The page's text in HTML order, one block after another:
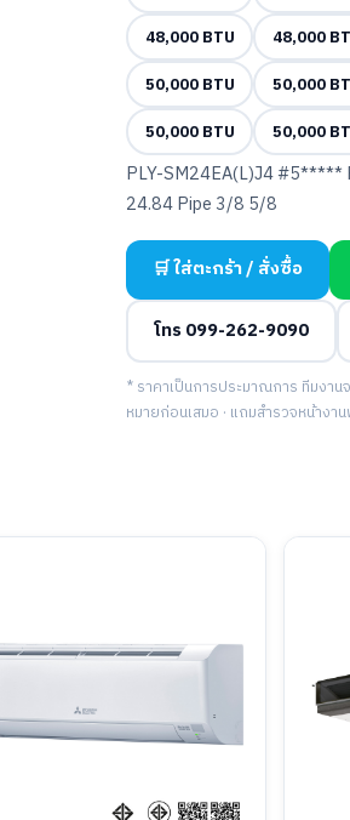
48,000 BTU
48,000
50,000 BTU
50,000
50,000 BTU
50,000
PLY-SM24EA(L)J4 #5*****
24.84 Pipe 3/8 5/8
🛒 ใส่ตะกร้า / สั่งซื้อ
โทร 099-262-9090
* ราคาเป็นการประมาณการ ทีมงา
หมายก่อนเสมอ · แถมสำรวจหน้างา